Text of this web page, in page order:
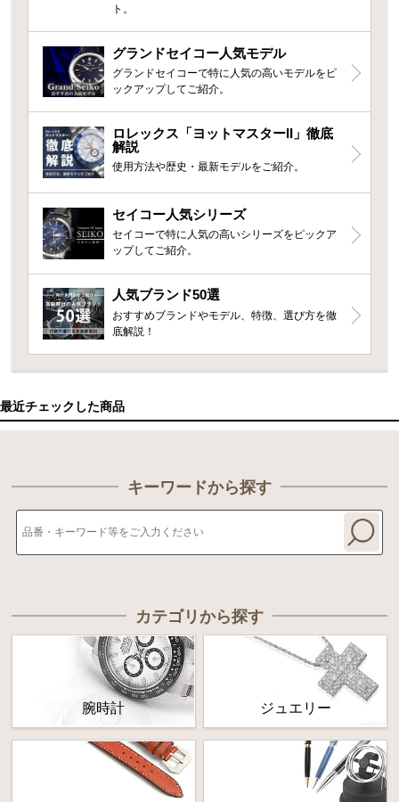
ト。
グランドセイコー人気モデル
グランドセイコーで特に人気の高いモデルをピ
ックアップしてご紹介。
ロレックス「ヨットマスターII」徹底
解説
使用方法や歴史・最新モデルをご紹介。
セイコー人気シリーズ
セイコーで特に人気の高いシリーズをピックア
ップしてご紹介。
人気ブランド50選
おすすめブランドやモデル、特徴、選び方を徹
底解説！
最近チェックした商品
キーワードから探す
カテゴリから探す
腕時計 ジュエリー